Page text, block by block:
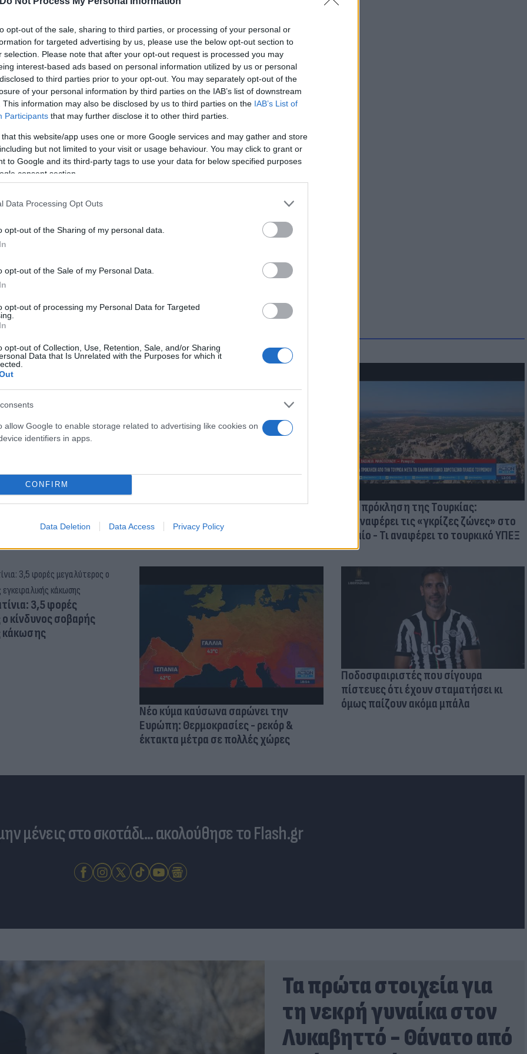
opt-out of the sale, sharing to third parties, or processing of your personal or
for targeted advertising by us, please use the below opt-out section to
selection. Please note that after your opt-out request is processed you may
interest-based ads based on personal information utilized by us or personal
to third parties prior to your opt-out. You may separately opt-out of the
of your personal information by third parties on the IAB’s list of downstream
This information may also be disclosed by us to third parties on the IAB’s List of
Participants that may further disclose it to other third parties.
that this website/app uses one or more Google services and may gather and store
but not limited to your visit or usage behaviour. You may click to grant or
to Google and its third-party tags to use your data for below specified purposes
consent section.
Data Processing Opt Outs
opt-out of the Sharing of my personal data.
opt-out of the Sale of my Personal Data.
opt-out of processing my Personal Data for Targeted
opt-out of Collection, Use, Retention, Sale, and/or Sharing
Data that Is Unrelated with the Purposes for which it
allow Google to enable storage related to advertising like cookies on
identifiers in apps.
CONFIRM
Data Deletion Data Access Privacy Policy
Flash.grστην αναζήτηση τηςGoogle
Αλεξάνδρου
στο Instagram, την
η σύντροφος του
Και οι μαϊμούδες έχουν κατοικίδια! Οι
επιστήμονες ρίχνουν φως στις
Νέα πρόκληση της Τουρκίας:
Επαναφέρει τις «γκρίζες ζώνες» στο
Αιγαίο - Τι αναφέρει το τουρκικό ΥΠΕΞ
3,5 φορές
κίνδυνος σοβαρής
κάκωσης
Νέο κύμα καύσωνα σαρώνει την
Ευρώπη: Θερμοκρασίες - ρεκόρ &
έκτακτα μέτρα σε πολλές χώρες
Ποδοσφαιριστές που σίγουρα
πίστευες ότι έχουν σταματήσει κι
όμως παίζουν ακόμα μπάλα
μένεις στο σκοτάδι... ακολούθησε το Flash.gr
Τα πρώτα στοιχεία για
τη νεκρή γυναίκα στον
Λυκαβηττό - Θάνατο από